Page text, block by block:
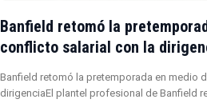
Banfield retomó la
conflicto salarial con la
Banfield retomó la pretemporada en medio
dirigenciaEl plantel profesional de Banfield